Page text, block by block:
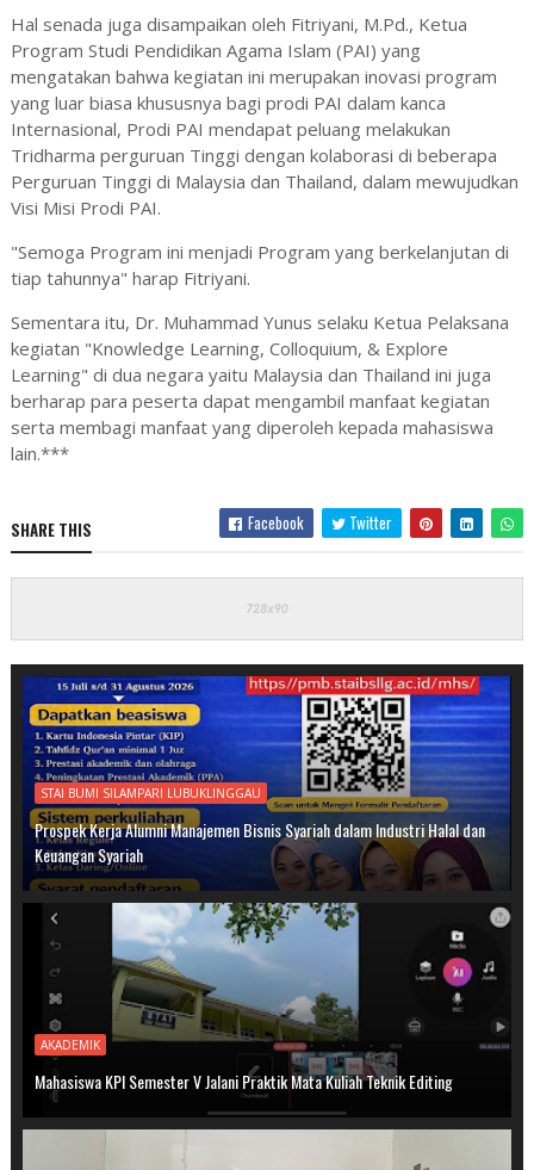
Hal senada juga disampaikan oleh Fitriyani, M.Pd., Ketua
Program Studi Pendidikan Agama Islam (PAI) yang
mengatakan bahwa kegiatan ini merupakan inovasi program
yang luar biasa khususnya bagi prodi PAI dalam kanca
Internasional, Prodi PAI mendapat peluang melakukan
Tridharma perguruan Tinggi dengan kolaborasi di beberapa
Perguruan Tinggi di Malaysia dan Thailand, dalam mewujudkan
Visi Misi Prodi PAI.
"Semoga Program ini menjadi Program yang berkelanjutan di
tiap tahunnya" harap Fitriyani.
Sementara itu, Dr. Muhammad Yunus selaku Ketua Pelaksana
kegiatan "Knowledge Learning, Colloquium, & Explore
Learning" di dua negara yaitu Malaysia dan Thailand ini juga
berharap para peserta dapat mengambil manfaat kegiatan
serta membagi manfaat yang diperoleh kepada mahasiswa
lain.***
SHARE THIS Facebook Twitter
STAI BUMI SILAMPARI LUBUKLINGGAU
Prospek Kerja Alumni Manajemen Bisnis Syariah dalam Industri Halal dan
Keuangan Syariah
AKADEMIK
Mahasiswa KPI Semester V Jalani Praktik Mata Kuliah Teknik Editing